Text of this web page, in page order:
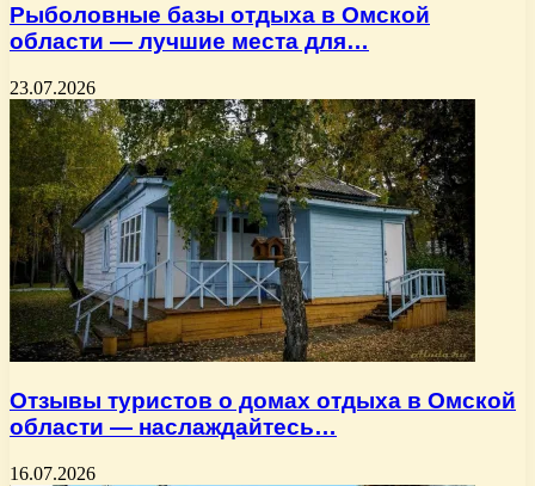
Рыболовные базы отдыха в Омской
области — лучшие места для…
23.07.2026
Отзывы туристов о домах отдыха в Омской
области — наслаждайтесь…
16.07.2026